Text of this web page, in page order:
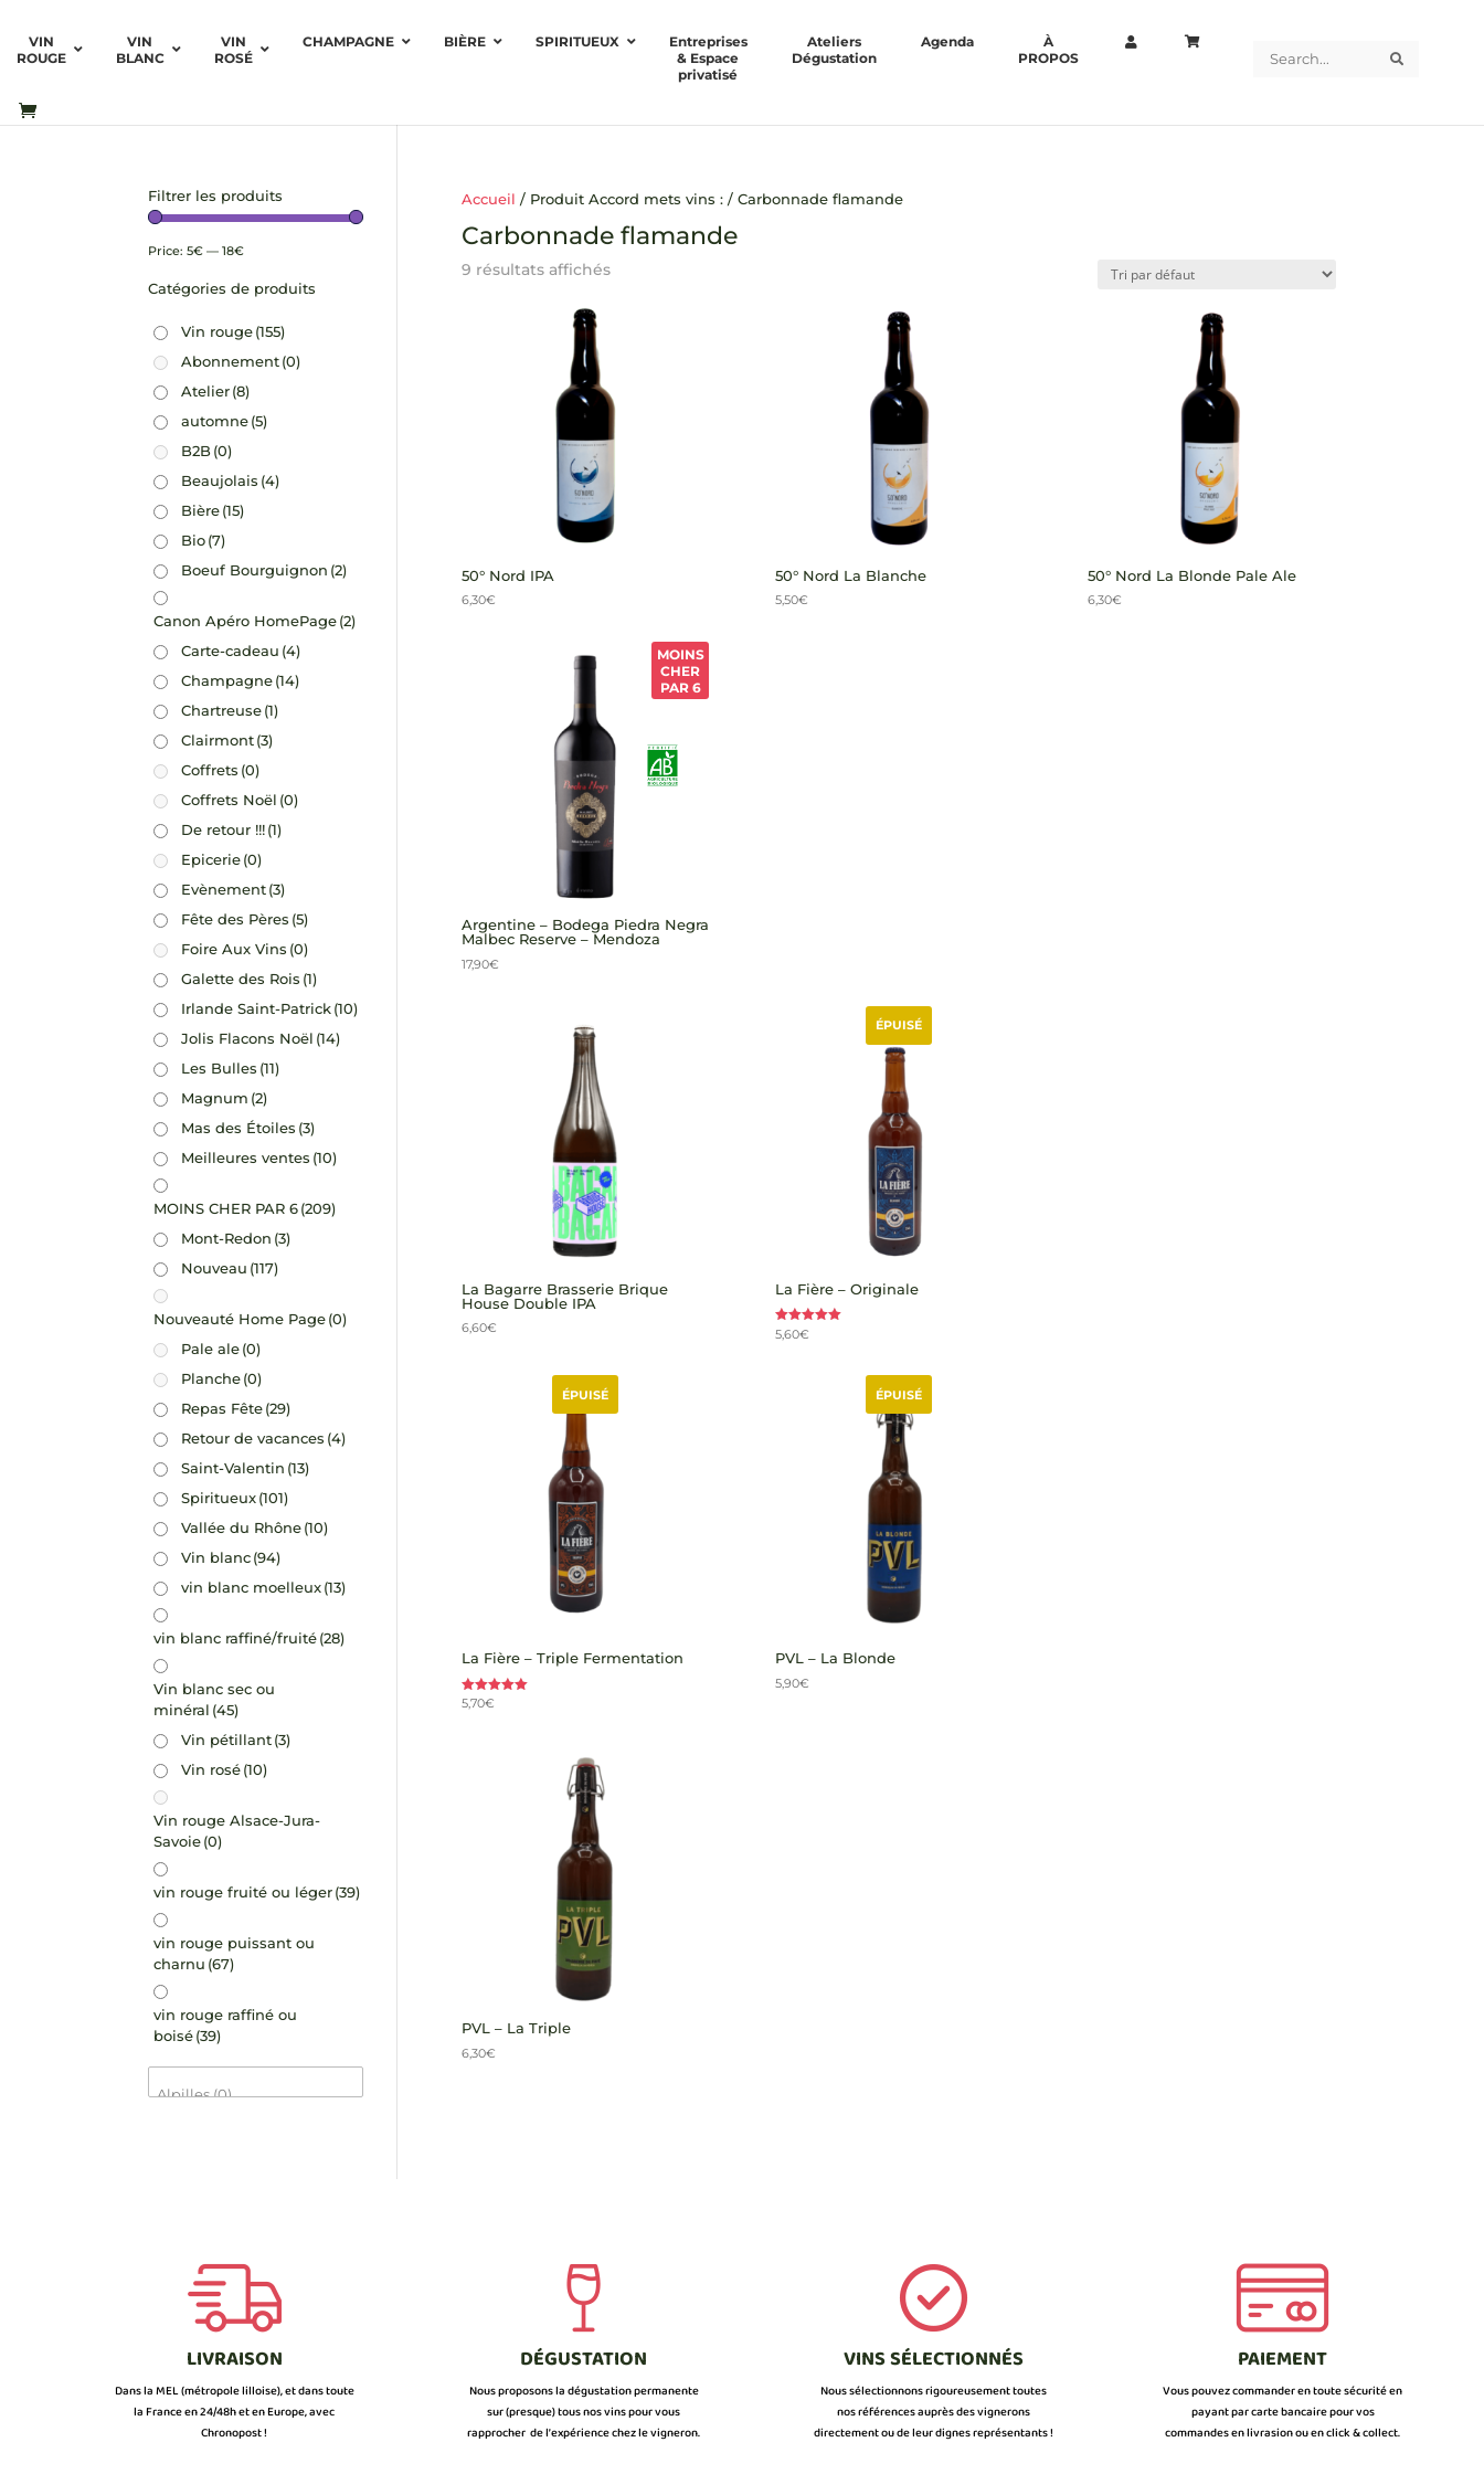
VIN
ROUGE
VIN
BLANC
VIN
ROSÉ
CHAMPAGNE BIÈRE SPIRITUEUX
Entreprises
& Espace
privatisé
Ateliers
Dégustation
Agenda
À
PROPOS
Accueil / Produit Accord mets vins : / Carbonnade flamande
Carbonnade flamande
9 résultats affichés
50° Nord IPA
6,30€
50° Nord La Blanche
5,50€
50° Nord La Blonde Pale Ale
6,30€
MOINS
CHER
PAR 6
Argentine – Bodega Piedra Negra
Malbec Reserve – Mendoza
17,90€
La Bagarre Brasserie Brique
House Double IPA
6,60€
ÉPUISÉ
La Fière – Originale
Note
5.00
5,60€
ÉPUISÉ
La Fière – Triple Fermentation
Note
5,70€
ÉPUISÉ
PVL – La Blonde
5,90€
PVL – La Triple
6,30€
Filtrer les produits
Price:5€ —18€
Catégories de produits
Vin rouge(155)
Abonnement(0)
Atelier(8)
automne(5)
B2B(0)
Beaujolais (4)
Bière(15)
Bio(7)
Boeuf Bourguignon (2)
Canon Apéro HomePage(2)
Carte-cadeau (4)
Champagne(14)
Chartreuse(1)
Clairmont(3)
Coffrets (0)
Coffrets Noël (0)
De retour !!!(1)
Epicerie(0)
Evènement(3)
Fête des Pères (5)
Foire Aux Vins (0)
Galette des Rois (1)
Irlande Saint-Patrick(10)
Jolis Flacons Noël (14)
Les Bulles (11)
Magnum (2)
Mas des Étoiles (3)
Meilleures ventes (10)
MOINS CHER PAR 6(209)
Mont-Redon (3)
Nouveau (117)
Nouveauté Home Page(0)
Pale ale(0)
Planche(0)
Repas Fête(29)
Retour de vacances (4)
Saint-Valentin (13)
Spiritueux(101)
Vallée du Rhône(10)
Vin blanc(94)
vin blanc moelleux(13)
vin blanc raffiné/fruité(28)
Vin blanc sec ou
minéral (45)
Vin pétillant(3)
Vin rosé(10)
Vin rouge Alsace-Jura-
Savoie(0)
vin rouge fruité ou léger(39)
vin rouge puissant ou
charnu (67)
vin rouge raffiné ou
boisé(39)
LIVRAISON
Dans la MEL (métropole lilloise), et dans toute
la France en 24/48h et en Europe, avec
Chronopost !
DÉGUSTATION
Nous proposons la dégustation permanente
sur (presque) tous nos vins pour vous
rapprocher de l’expérience chez le vigneron.
VINS SÉLECTIONNÉS
Nous sélectionnons rigoureusement toutes
nos références auprès des vignerons
directement ou de leur dignes représentants !
PAIEMENT
Vous pouvez commander en toute sécurité en
payant par carte bancaire pour vos
commandes en livrasion ou en click & collect.